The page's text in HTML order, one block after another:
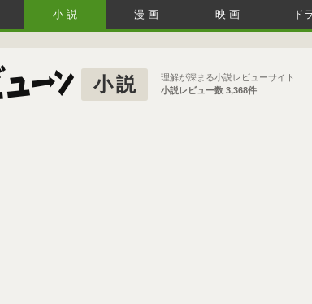
小説 漫画 映画 ド
小説
理解が深まる小説レビューサイト
小説レビュー数 3,368件